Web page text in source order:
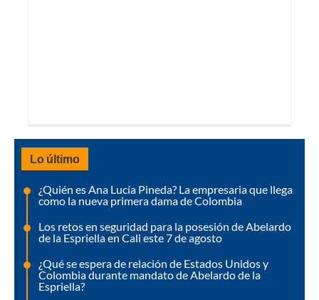
Lo último
¿Quién es Ana Lucía Pineda? La empresaria que llega
como la nueva primera dama de Colombia
Los retos en seguridad para la posesión de Abelardo
de la Espriella en Cali este 7 de agosto
¿Qué se espera de relación de Estados Unidos y
Colombia durante mandato de Abelardo de la
Espriella?